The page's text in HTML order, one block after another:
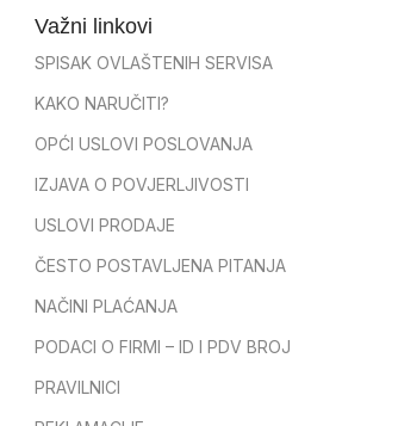
Važni linkovi
SPISAK OVLAŠTENIH SERVISA
KAKO NARUČITI?
OPĆI USLOVI POSLOVANJA
IZJAVA O POVJERLJIVOSTI
USLOVI PRODAJE
ČESTO POSTAVLJENA PITANJA
NAČINI PLAĆANJA
PODACI O FIRMI – ID I PDV BROJ
PRAVILNICI